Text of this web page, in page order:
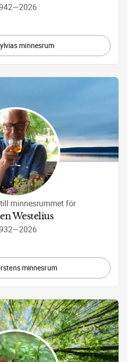
—2026
minnesrum
minnesrummet för
Westelius
—2026
minnesrum